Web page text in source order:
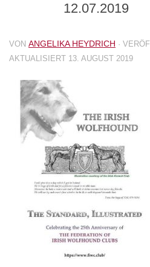
12.07.2019
VON ANGELIKA HEYDRICH ·
AKTUALISIERT 13. AUGUST 2019